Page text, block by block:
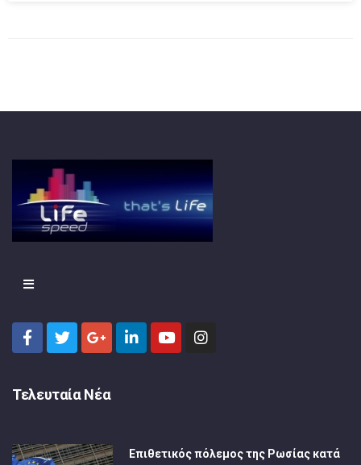
Τελευταία Νέα
Επιθετικός πόλεμος της Ρωσίας κατά